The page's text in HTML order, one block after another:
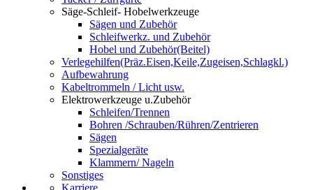
Säge-Schleif- Hobelwerkzeuge
Sägen und Zubehör
Schleifwerkz. und Zubehör
Hobel und Zubehör(Beitel)
Verlegehilfen(Präz.Eisen,Keile,Zugeisen,Schlagkl.)
Aufbewahrung
Kabeltrommeln / Licht usw.
Elektrowerkzeuge u.Zubehör
Schleifen/Trennen
Bohren /Schrauben/Rühren/Zentrieren
Sägen
Spezialgeräte
Klammern/ Nageln
Sonstiges